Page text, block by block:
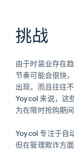
挑战
由于时装业存在
节奏可能会很快
出现，而且往往
Yoycol 来说，这
为在限时抢购期
Yoycol 专注于自
但在管理欺诈方